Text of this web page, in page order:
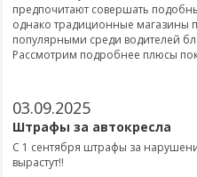
предпочитают совершать
однако традиционные магазины
популярными среди водителей
Рассмотрим подробнее плюсы
03.09.2025
Штрафы за автокресла
С 1 сентября штрафы за
вырастут!!